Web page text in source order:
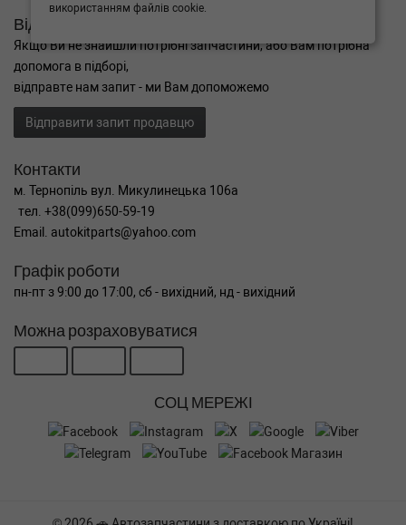
Відправити запит
Якщо Ви не знайшли потрібні запчастини, або Вам потрібна
допомога в підборі,
відправте нам запит - ми Вам допоможемо
Відправити запит продавцю
Контакти
м. Тернопіль вул. Микулинецька 106а
тел. +38(099)650-59-19
Email. autokitparts@yahoo.com
Графік роботи
пн-пт з 9:00 до 17:00, сб - вихідний, нд - вихідний
Можна розраховуватися
СОЦ МЕРЕЖІ
використанням файлів cookie.